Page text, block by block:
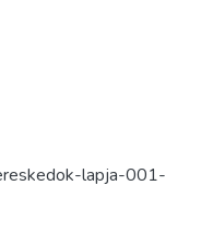
lapja-001-